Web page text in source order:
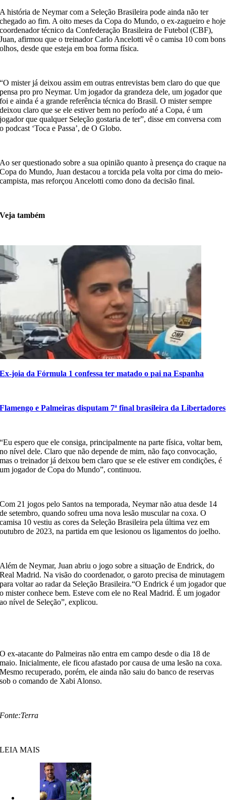
A história de Neymar com a Seleção Brasileira pode ainda não ter
chegado ao fim. A oito meses da Copa do Mundo, o ex-zagueiro e hoje
coordenador técnico da Confederação Brasileira de Futebol (CBF),
Juan, afirmou que o treinador Carlo Ancelotti vê o camisa 10 com bons
olhos, desde que esteja em boa forma física.
“O mister já deixou assim em outras entrevistas bem claro do que que
pensa pro pro Neymar. Um jogador da grandeza dele, um jogador que
foi e ainda é a grande referência técnica do Brasil. O mister sempre
deixou claro que se ele estiver bem no período até a Copa, é um
jogador que qualquer Seleção gostaria de ter”, disse em conversa com
o podcast ‘Toca e Passa’, de O Globo.
Ao ser questionado sobre a sua opinião quanto à presença do craque na
Copa do Mundo, Juan destacou a torcida pela volta por cima do meio-
campista, mas reforçou Ancelotti como dono da decisão final.
Veja também
Ex-joia da Fórmula 1 confessa ter matado o pai na Espanha
Flamengo e Palmeiras disputam 7ª final brasileira da Libertadores
“Eu espero que ele consiga, principalmente na parte física, voltar bem,
no nível dele. Claro que não depende de mim, não faço convocação,
mas o treinador já deixou bem claro que se ele estiver em condições, é
um jogador de Copa do Mundo”, continuou.
Com 21 jogos pelo Santos na temporada, Neymar não atua desde 14
de setembro, quando sofreu uma nova lesão muscular na coxa. O
camisa 10 vestiu as cores da Seleção Brasileira pela última vez em
outubro de 2023, na partida em que lesionou os ligamentos do joelho.
Além de Neymar, Juan abriu o jogo sobre a situação de Endrick, do
Real Madrid. Na visão do coordenador, o garoto precisa de minutagem
para voltar ao radar da Seleção Brasileira.“O Endrick é um jogador que
o mister conhece bem. Esteve com ele no Real Madrid. É um jogador
ao nível de Seleção”, explicou.
O ex-atacante do Palmeiras não entra em campo desde o dia 18 de
maio. Inicialmente, ele ficou afastado por causa de uma lesão na coxa.
Mesmo recuperado, porém, ele ainda não saiu do banco de reservas
sob o comando de Xabi Alonso.
Fonte:Terra
LEIA MAIS